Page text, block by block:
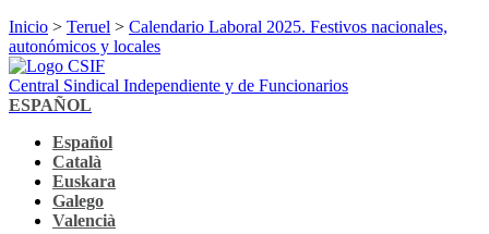
Inicio > Teruel > Calendario Laboral 2025. Festivos nacionales,
autonómicos y locales
Central Sindical Independiente y de Funcionarios
ESPAÑOL
Español
Català
Euskara
Galego
Valencià